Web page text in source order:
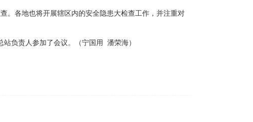
。各地也将开展辖区内的安全隐患大检查工作，并注重对
负责人参加了会议。（宁国用 潘荣海）